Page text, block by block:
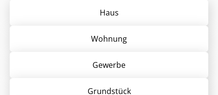
Haus
Wohnung
Gewerbe
Grund­stück